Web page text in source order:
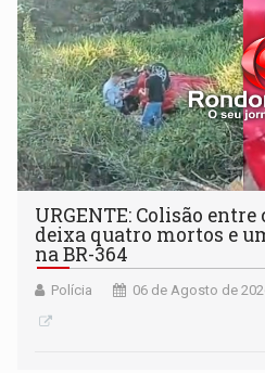
URGENTE: Colisão
deixa quatro mortos e
na BR-364
Polícia 06 de Agosto de